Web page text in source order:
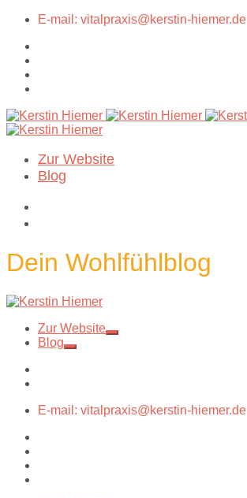
E-mail: vitalpraxis@kerstin-hiemer.de
Zur Website
Blog
Dein Wohlfühlblog
Zur Website
Blog
E-mail: vitalpraxis@kerstin-hiemer.de